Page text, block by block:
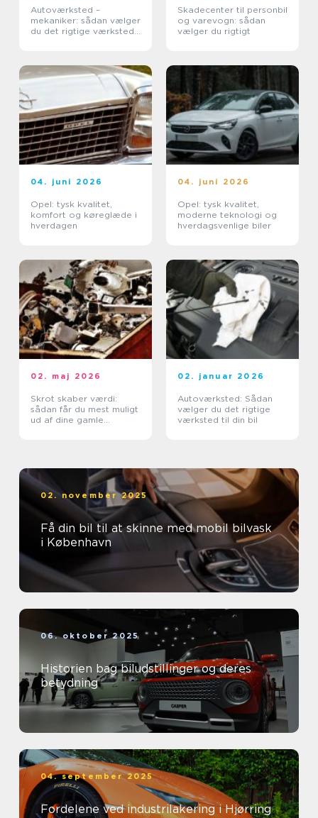
Autoværksted –
mekaniker: sådan vælger
du det rigtige værksted
Skadecenter til personbil
og varevogn: sådan
vælger du rigtigt
04. juni 2026
Opel: tysk kvalitet,
komfort og køreglæde i
hverdagen
04. juni 2026
Opel: tysk kvalitet,
moderne teknologi og
hverdagsvenlige biler
02. maj 2026
Skrot skaber værdi:
sådan får du mest muligt
ud af dine gamle
02. januar 2026
Autoværksted: Sådan
vælger du det rigtige
værksted til din bil
02. november 2025
Få din bil til at skinne med mobil bilvask
i København
06. oktober 2025
Historien bag biludstillinger og deres
betydning
04. september 2025
Fordelene ved industrilakering i Hjørring